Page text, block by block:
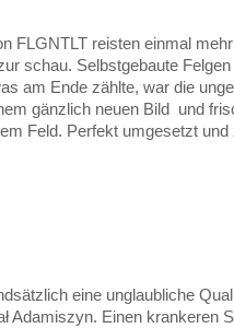
FLGNTLT reisten einmal
schau. Selbstgebaute
am Ende zählte, war die
gänzlich neuen Bild und
Feld. Perfekt umgesetzt
eine unglaubliche
Adamiszyn. Einen krankeren